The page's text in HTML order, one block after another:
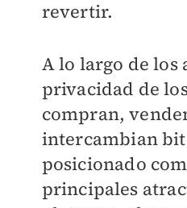
revertir.
A lo largo de los
privacidad de
compran,
intercambian
posicionado
principales